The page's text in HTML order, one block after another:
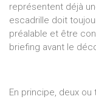
représentent déjà
escadrille doit
préalable et être
briefing avant le
En principe, deux